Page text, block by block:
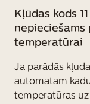
Kļūdas kods
nepieciešams
temperatūrai
Ja parādās
automātam
temperatūras